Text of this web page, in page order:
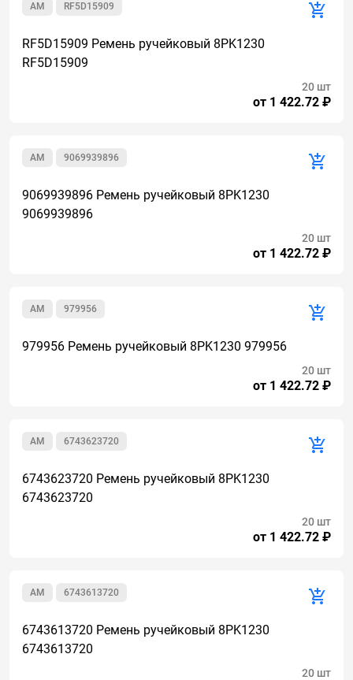
RF5D15909
AM
RF5D15909 Ремень ручейковый 8PK1230
RF5D15909
от 1 422.72 ₽
20 шт
9069939896
AM
9069939896 Ремень ручейковый 8PK1230
9069939896
от 1 422.72 ₽
20 шт
979956
AM
979956 Ремень ручейковый 8PK1230 979956
от 1 422.72 ₽
20 шт
6743623720
AM
6743623720 Ремень ручейковый 8PK1230
6743623720
от 1 422.72 ₽
20 шт
6743613720
AM
6743613720 Ремень ручейковый 8PK1230
6743613720
20 шт